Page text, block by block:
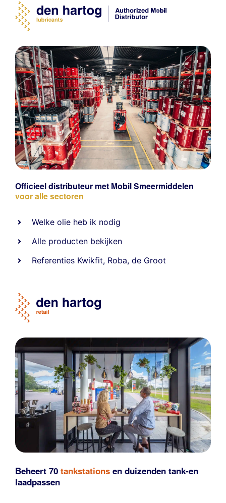
Officieel distributeur met Mobil Smeermiddelen
voor alle sectoren
Welke olie heb ik nodig
Alle producten bekijken
Referenties Kwikfit, Roba,de Groot
Beheert 70 tankstations en duizenden tank-en
laadpassen